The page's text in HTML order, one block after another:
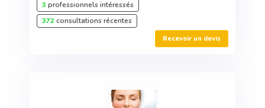
3 professionnels intéressés
372consultations récentes
Recevoir un devis